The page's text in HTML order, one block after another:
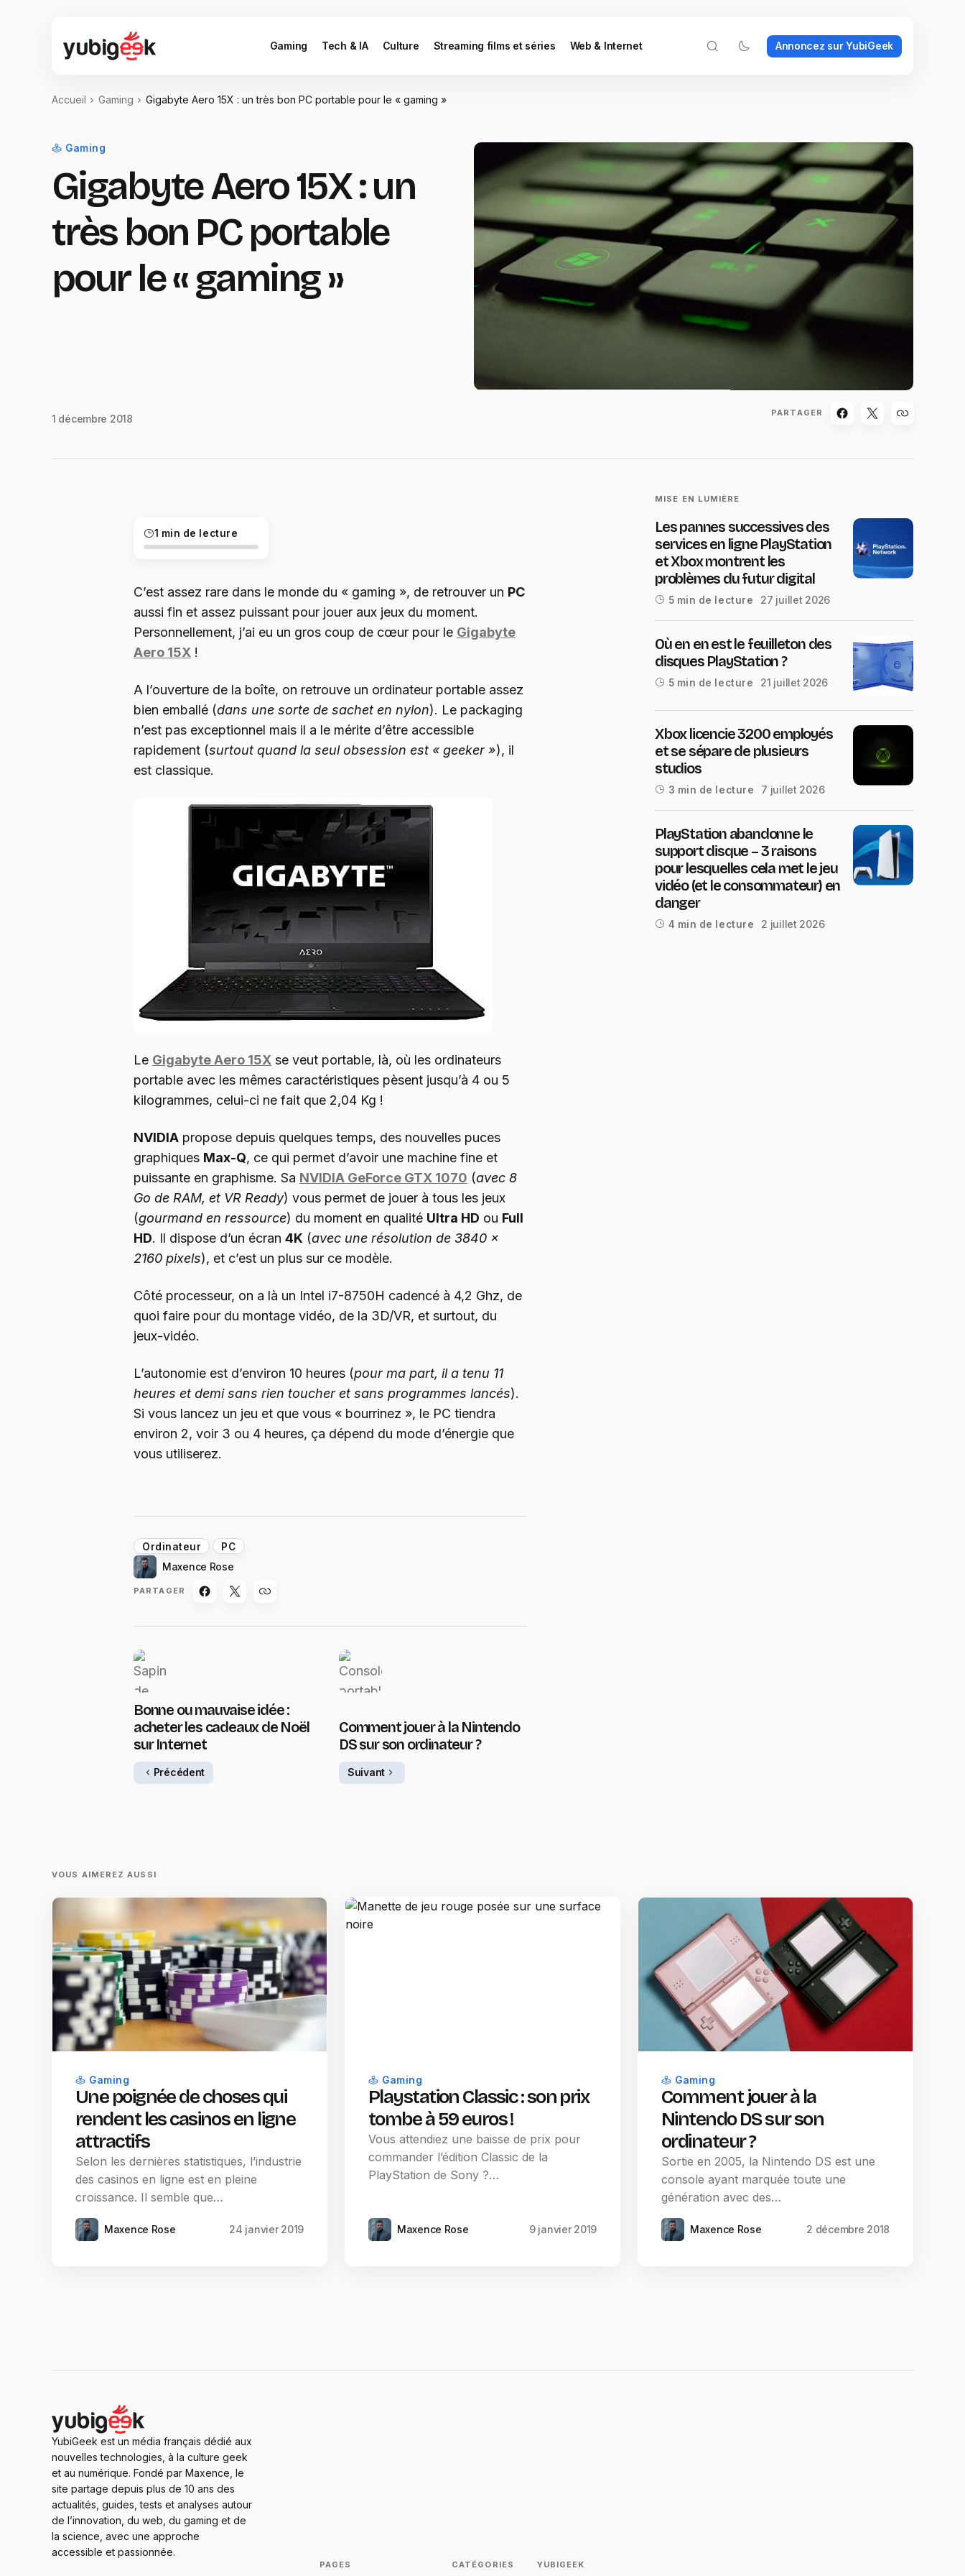
Gaming Tech & IA Culture Streaming films et séries Web & Internet Annoncez sur YubiGeek
Accueil Gaming Gigabyte Aero 15X : un très bon PC portable pour le « gaming »
Gaming
Gigabyte Aero 15X : un
très bon PC portable
pour le « gaming »
1 décembre 2018 PARTAGER
1 min de lecture
C’est assez rare dans le monde du « gaming », de retrouver un PC
aussi fin et assez puissant pour jouer aux jeux du moment.
Personnellement, j’ai eu un gros coup de cœur pour le Gigabyte
Aero 15X !
A l’ouverture de la boîte, on retrouve un ordinateur portable assez
bien emballé (dans une sorte de sachet en nylon). Le packaging
n’est pas exceptionnel mais il a le mérite d’être accessible
rapidement (surtout quand la seul obsession est « geeker »), il
est classique.
Le Gigabyte Aero 15X se veut portable, là, où les ordinateurs
portable avec les mêmes caractéristiques pèsent jusqu’à 4 ou 5
kilogrammes, celui-ci ne fait que 2,04 Kg !
NVIDIA propose depuis quelques temps, des nouvelles puces
graphiques Max-Q, ce qui permet d’avoir une machine fine et
puissante en graphisme. Sa NVIDIA GeForce GTX 1070 (avec 8
Go de RAM, et VR Ready) vous permet de jouer à tous les jeux
(gourmand en ressource) du moment en qualité Ultra HD ou Full
HD. Il dispose d’un écran 4K (avec une résolution de 3840 x
2160 pixels), et c’est un plus sur ce modèle.
Côté processeur, on a là un Intel i7-8750H cadencé à 4,2 Ghz, de
quoi faire pour du montage vidéo, de la 3D/VR, et surtout, du
jeux-vidéo.
L’autonomie est d’environ 10 heures (pour ma part, il a tenu 11
heures et demi sans rien toucher et sans programmes lancés).
Si vous lancez un jeu et que vous « bourrinez », le PC tiendra
environ 2, voir 3 ou 4 heures, ça dépend du mode d’énergie que
vous utiliserez.
Ordinateur PC
Maxence Rose
PARTAGER
Bonne ou mauvaise idée :
acheter les cadeaux de Noël
sur Internet
Précédent
Comment jouer à la Nintendo
DS sur son ordinateur ?
Suivant
MISE EN LUMIÈRE
Les pannes successives des
services en ligne PlayStation
et Xbox montrent les
problèmes du futur digital
5 min de lecture 27 juillet 2026
Où en en est le feuilleton des
disques PlayStation ?
5 min de lecture 21 juillet 2026
Xbox licencie 3200 employés
et se sépare de plusieurs
studios
3 min de lecture 7 juillet 2026
PlayStation abandonne le
support disque – 3 raisons
pour lesquelles cela met le jeu
vidéo (et le consommateur) en
danger
4 min de lecture 2 juillet 2026
VOUS AIMEREZ AUSSI
Gaming
Une poignée de choses qui
rendent les casinos en ligne
attractifs
Selon les dernières statistiques, l’industrie
des casinos en ligne est en pleine
croissance. Il semble que…
Maxence Rose 24 janvier 2019
Gaming
Playstation Classic : son prix
tombe à 59 euros !
Vous attendiez une baisse de prix pour
commander l’édition Classic de la
PlayStation de Sony ?…
Maxence Rose 9 janvier 2019
Gaming
Comment jouer à la
Nintendo DS sur son
ordinateur ?
Sortie en 2005, la Nintendo DS est une
console ayant marquée toute une
génération avec des…
Maxence Rose 2 décembre 2018
YubiGeek est un média français dédié aux
nouvelles technologies, à la culture geek
et au numérique. Fondé par Maxence, le
site partage depuis plus de 10 ans des
actualités, guides, tests et analyses autour
de l’innovation, du web, du gaming et de
la science, avec une approche
accessible et passionnée.
PAGES CATÉGORIES YUBIGEEK